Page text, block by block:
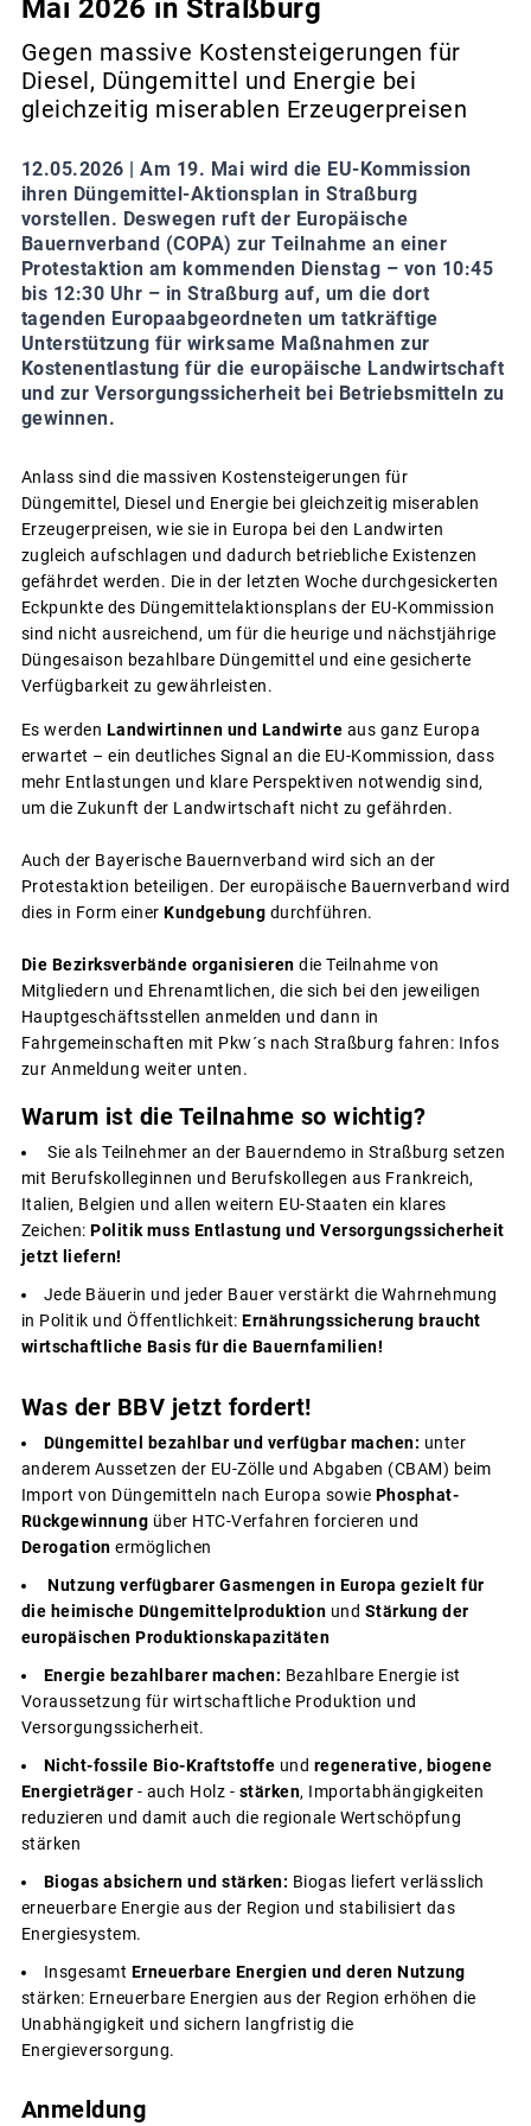
Mai 2026 in Straßburg
Gegen massive Kostensteigerungen für
Diesel, Düngemittel und Energie bei
gleichzeitig miserablen Erzeugerpreisen
12.05.2026 | Am 19. Mai wird die EU-Kommission
ihren Düngemittel-Aktionsplan in Straßburg
vorstellen. Deswegen ruft der Europäische
Bauernverband (COPA) zur Teilnahme an einer
Protestaktion am kommenden Dienstag – von 10:45
bis 12:30 Uhr – in Straßburg auf, um die dort
tagenden Europaabgeordneten um tatkräftige
Unterstützung für wirksame Maßnahmen zur
Kostenentlastung für die europäische Landwirtschaft
und zur Versorgungssicherheit bei Betriebsmitteln zu
gewinnen.
Anlass sind die massiven Kostensteigerungen für
Düngemittel, Diesel und Energie bei gleichzeitig miserablen
Erzeugerpreisen, wie sie in Europa bei den Landwirten
zugleich aufschlagen und dadurch betriebliche Existenzen
gefährdet werden. Die in der letzten Woche durchgesickerten
Eckpunkte des Düngemittelaktionsplans der EU-Kommission
sind nicht ausreichend, um für die heurige und nächstjährige
Düngesaison bezahlbare Düngemittel und eine gesicherte
Verfügbarkeit zu gewährleisten.
Es werden Landwirtinnen und Landwirte aus ganz Europa
erwartet – ein deutliches Signal an die EU-Kommission, dass
mehr Entlastungen und klare Perspektiven notwendig sind,
um die Zukunft der Landwirtschaft nicht zu gefährden.
Auch der Bayerische Bauernverband wird sich an der
Protestaktion beteiligen. Der europäische Bauernverband wird
dies in Form einer Kundgebung durchführen.
Die Bezirksverbände organisieren die Teilnahme von
Mitgliedern und Ehrenamtlichen, die sich bei den jeweiligen
Hauptgeschäftsstellen anmelden und dann in
Fahrgemeinschaften mit Pkw´s nach Straßburg fahren: Infos
zur Anmeldung weiter unten.
Warum ist die Teilnahme so wichtig?
Sie als Teilnehmer an der Bauerndemo in Straßburg setzen
mit Berufskolleginnen und Berufskollegen aus Frankreich,
Italien, Belgien und allen weitern EU-Staaten ein klares
Zeichen: Politik muss Entlastung und Versorgungssicherheit
jetzt liefern!
Jede Bäuerin und jeder Bauer verstärkt die Wahrnehmung
in Politik und Öffentlichkeit: Ernährungssicherung braucht
wirtschaftliche Basis für die Bauernfamilien!
Was der BBV jetzt fordert!
Düngemittel bezahlbar und verfügbar machen: unter
anderem Aussetzen der EU-Zölle und Abgaben (CBAM) beim
Import von Düngemitteln nach Europa sowie Phosphat-
Rückgewinnung über HTC-Verfahren forcieren und
Derogation ermöglichen
Nutzung verfügbarer Gasmengen in Europa gezielt für
die heimische Düngemittelproduktion und Stärkung der
europäischen Produktionskapazitäten
Energie bezahlbarer machen: Bezahlbare Energie ist
Voraussetzung für wirtschaftliche Produktion und
Versorgungssicherheit.
Nicht-fossile Bio-Kraftstoffe und regenerative, biogene
Energieträger - auch Holz - stärken, Importabhängigkeiten
reduzieren und damit auch die regionale Wertschöpfung
stärken
Biogas absichern und stärken: Biogas liefert verlässlich
erneuerbare Energie aus der Region und stabilisiert das
Energiesystem.
Insgesamt Erneuerbare Energien und deren Nutzung
stärken: Erneuerbare Energien aus der Region erhöhen die
Unabhängigkeit und sichern langfristig die
Energieversorgung.
Anmeldung